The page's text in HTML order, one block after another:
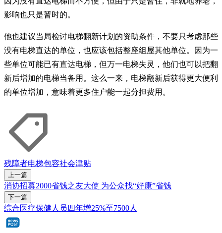
影响也只是暂时的。
他也建议当局检讨电梯翻新计划的资助条件，不要只考虑那些
没有电梯直达的单位，也应该包括整座组屋其他单位。因为一
些单位可能已有直达电梯，但万一电梯失灵，他们也可以把翻
新后增加的电梯当备用。这么一来，电梯翻新后获得更大便利
的单位增加，意味着更多住户能一起分担费用。
残障者电梯包容社会津贴
上一篇
消协招募2000省钱之友大使 为公众找“好康”省钱
下一篇
综合医疗保健人员四年增25%至7500人